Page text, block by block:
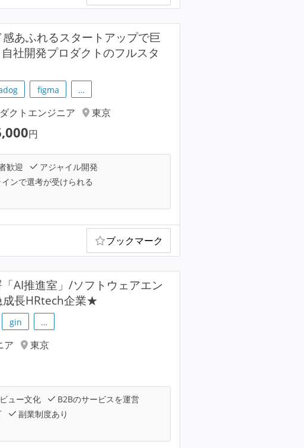
あふれるスタートアップで巨
社開発プロダクトのフルスタ
figma …
クトエンジニア
東京
円
歓迎
アジャイル開発
ンで選考が受けられる
ブックマーク
AI推進室」/ソフトウェアエン
成長HRtech企業★
gin …
ア
東京
ュー文化
B2Bのサービスを運営
副業制度あり